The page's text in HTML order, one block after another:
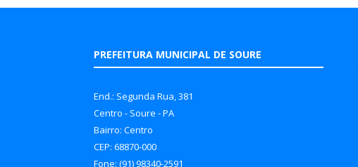
PREFEITURA MUNICIPAL DE SOURE
End.: Segunda Rua, 381
Centro - Soure - PA
Bairro: Centro
CEP: 68870-000
Fone: (91) 98340-2591